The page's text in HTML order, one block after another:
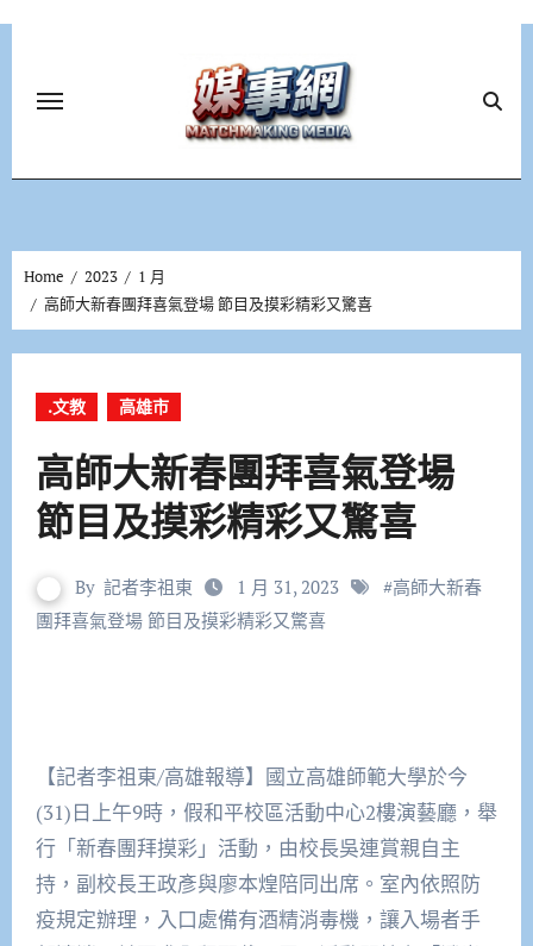
Home 2023
1 月
高師大新春團拜喜氣登場 節目及摸彩精彩又驚喜
.文教 高雄市
高師大新春團拜喜氣登場
節目及摸彩精彩又驚喜
By 記者李祖東 1 月 31, 2023 #高師大新春
團拜喜氣登場 節目及摸彩精彩又驚喜
【記者李祖東/高雄報導】國立高雄師範大學於今
(31)日上午9時，假和平校區活動中心2樓演藝廳，舉
行「新春團拜摸彩」活動，由校長吳連賞親自主
持，副校長王政彥與廖本煌陪同出席。室內依照防
疫規定辦理，入口處備有酒精消毒機，讓入場者手